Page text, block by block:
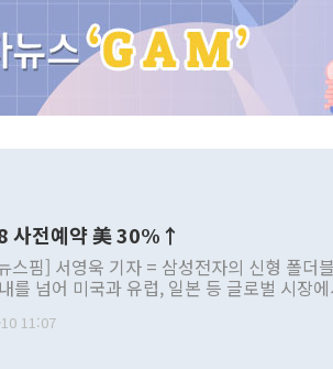
사전예약 美 30%↑
스핌] 서영욱 기자 = 삼성전자의 신형 폴더
를 넘어 미국과 유럽, 일본 등 글로벌 시장
에서는 갤럭시 스마트폰 사상 최대 사전예
11:07